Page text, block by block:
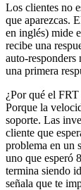
Los clientes no
que aparezcas.
en inglés) mide
recibe una
auto-
una primera
¿Por qué el
Porque la
soporte. Las
cliente que
problema en un
uno que esperó
termina siendo
señala que te